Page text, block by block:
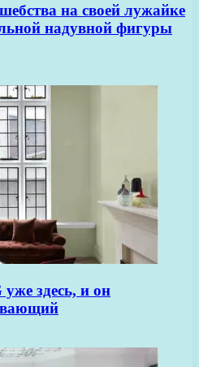
на своей лужайке
надувной фигуры
уже здесь, и он